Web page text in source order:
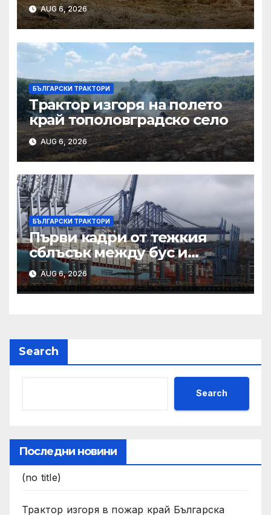
AUG 6, 2026
БЪЛГАРСКИ ТРАКТОРИ
Трактор изгоря на полето
край тополовградско село
AUG 6, 2026
БЪЛГАРСКИ ТРАКТОРИ
Първи кадри от тежкия
сблъсък между бус и
трактор на пътя Пловдив
AUG 6, 2026
Search
Search
Последни новини
(no title)
Трактор изгоря в пожар край Българска